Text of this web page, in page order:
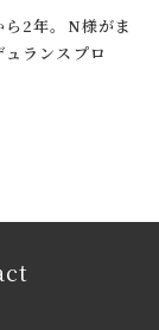
ら2年。N様がま
ランスプロ